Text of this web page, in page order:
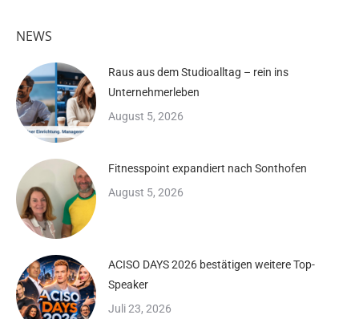
NEWS
Raus aus dem Studioalltag – rein ins
Unternehmerleben
August 5, 2026
Fitnesspoint expandiert nach Sonthofen
August 5, 2026
ACISO DAYS 2026 bestätigen weitere Top-
Speaker
Juli 23, 2026